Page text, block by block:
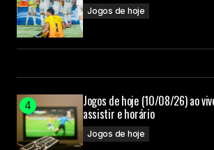
Jogos de hoje
Jogos de hoje (10/08/26) ao
assistir e horário
Jogos de hoje